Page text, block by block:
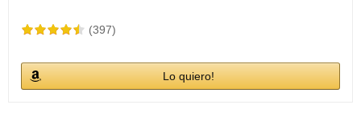
(397)
Lo quiero!